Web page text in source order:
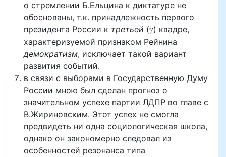
о стремлении Б.Ельцина к диктатуре не
обоснованы, т.к. принадлежность первого
президента России к третьей (c) квадре,
характеризуемой признаком Рейнина
демократизм, исключает такой вариант
развития событий.
в связи с выборами в Государственную Думу
России мною был сделан прогноз о
значительном успехе партии ЛДПР во главе с
В.Жириновским. Этот успех не смогла
предвидеть ни одна социологическая школа,
однако он закономерно следовал из
особенностей резонанса типа